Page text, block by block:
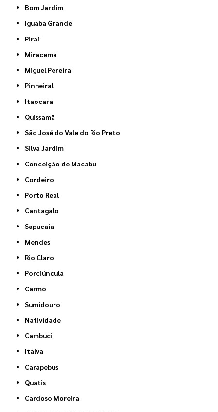
Bom Jardim
Iguaba Grande
Piraí
Miracema
Miguel Pereira
Pinheiral
Itaocara
Quissamã
São José do Vale do Rio Preto
Silva Jardim
Conceição de Macabu
Cordeiro
Porto Real
Cantagalo
Sapucaia
Mendes
Rio Claro
Porciúncula
Carmo
Sumidouro
Natividade
Cambuci
Italva
Carapebus
Quatis
Cardoso Moreira